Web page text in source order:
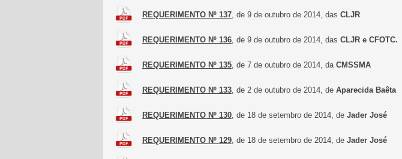
REQUERIMENTO Nº 137, de 9 de outubro de 2014, das CLJR
REQUERIMENTO Nº 136, de 9 de outubro de 2014, das CLJR e CFOTC.
REQUERIMENTO Nº 135, de 7 de outubro de 2014, da CMSSMA
REQUERIMENTO Nº 133, de 2 de outubro de 2014, de Aparecida Baêta
REQUERIMENTO Nº 130, de 18 de setembro de 2014, de Jader José
REQUERIMENTO Nº 129, de 18 de setembro de 2014, de Jader José